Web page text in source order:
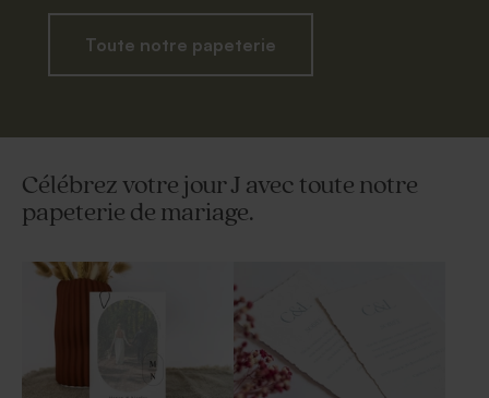
Toute notre papeterie
Célébrez votre jour J avec toute notre
papeterie de mariage.